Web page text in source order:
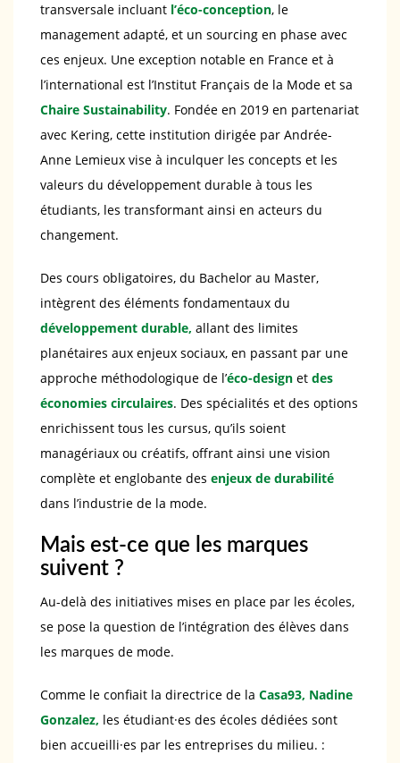
transversale incluant l’éco-conception, le
management adapté, et un sourcing en phase avec
ces enjeux. Une exception notable en France et à
l’international est l’Institut Français de la Mode et sa
Chaire Sustainability. Fondée en 2019 en partenariat
avec Kering, cette institution dirigée par Andrée-
Anne Lemieux vise à inculquer les concepts et les
valeurs du développement durable à tous les
étudiants, les transformant ainsi en acteurs du
changement.
Des cours obligatoires, du Bachelor au Master,
intègrent des éléments fondamentaux du
développement durable, allant des limites
planétaires aux enjeux sociaux, en passant par une
approche méthodologique de l’éco-design et des
économies circulaires. Des spécialités et des options
enrichissent tous les cursus, qu’ils soient
managériaux ou créatifs, offrant ainsi une vision
complète et englobante des enjeux de durabilité
dans l’industrie de la mode.
Mais est-ce que les marques
suivent ?
Au-delà des initiatives mises en place par les écoles,
se pose la question de l’intégration des élèves dans
les marques de mode.
Comme le confiait la directrice de la Casa93, Nadine
Gonzalez, les étudiant·es des écoles dédiées sont
bien accueilli·es par les entreprises du milieu. :